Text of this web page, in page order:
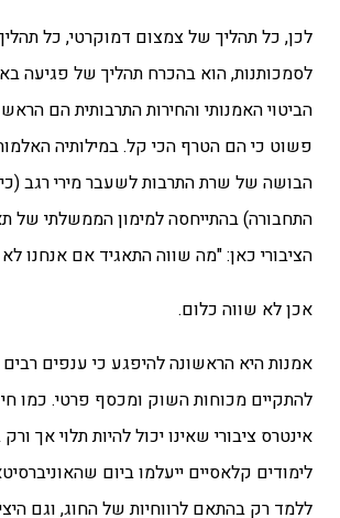
לכן, כל תהליך של צמצום דמוקרטי, כל
לסמכותנות, הוא בהכרח תהליך של פגיעה
הביטוי האמנותי והחירות התרבותית הם
פשוט כי הם הטרף הכי קל. במילותיה
הבושה של שרת התרבות לשעבר מירי רגב
התחבורה) בהתייחסה למימון הממשלתי של
הציבורי כאן: "מה שווה התאגיד אם אנחנו
אכן לא שווה כלום.
אמנות היא הראשונה להיפגע כי ענפים
להתקיים מכוחות השוק ומכסף פרטי. כמו
אינטרס ציבורי שאינו יכול להיות תלוי אך
לימודים קלאסיים ייעלמו ביום
ללמד רק בהתאם לרווחיות של החוג, וגם